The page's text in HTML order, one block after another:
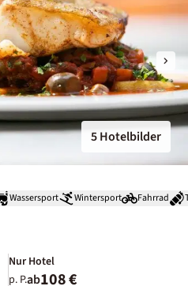
5 Hotelbilder
Wassersport Wintersport Fahrrad
Nur Hotel
p. P.ab108 €